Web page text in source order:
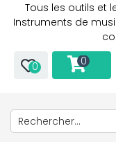
Tous les outils et
Instruments de
0 0
Only play atJoo
amount on your